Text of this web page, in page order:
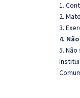
1.
2.
3.
4.
5.